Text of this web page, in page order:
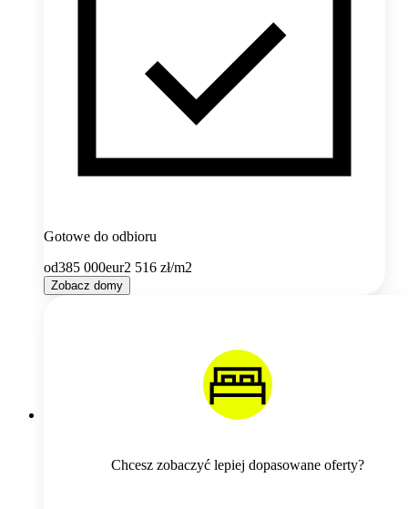
Gotowe do odbioru
od385 000eur2 516 zł/m2
Zobacz domy
Chcesz zobaczyć lepiej dopasowane oferty?